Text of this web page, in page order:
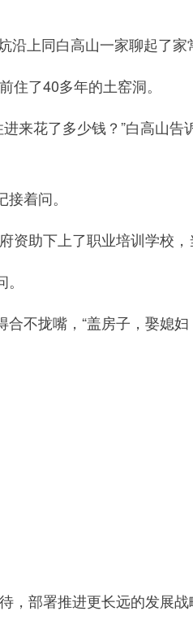
上同白高山一家聊起了家
了40多年的土窑洞。
花了多少钱？”白高山告
着问。
助下上了职业培训学校，
不拢嘴，“盖房子，娶媳
部署推进更长远的发展